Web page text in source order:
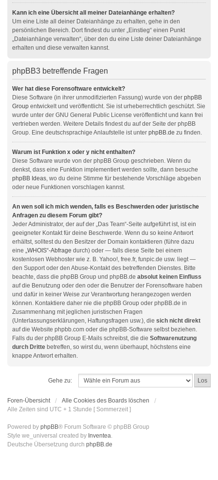
Kann ich eine Übersicht all meiner Dateianhänge erhalten?
Um eine Liste all deiner Dateianhänge zu erhalten, gehe in den
persönlichen Bereich. Dort findest du unter „Einstieg“ einen Punkt
„Dateianhänge verwalten“, über den du eine Liste deiner Dateianhänge
erhalten und diese verwalten kannst.
phpBB3 betreffende Fragen
Wer hat diese Forensoftware entwickelt?
Diese Software (in ihrer unmodifizierten Fassung) wurde von der phpBB
Group entwickelt und veröffentlicht. Sie ist urheberrechtlich geschützt. Sie
wurde unter der GNU General Public License veröffentlicht und kann frei
vertrieben werden. Weitere Details findest du auf der Seite der phpBB
Group. Eine deutschsprachige Anlaufstelle ist unter phpBB.de zu finden.
Warum ist Funktion x oder y nicht enthalten?
Diese Software wurde von der phpBB Group geschrieben. Wenn du
denkst, dass eine Funktion implementiert werden sollte, dann besuche
phpBB Ideas, wo du deine Stimme für bestehende Vorschläge abgeben
oder neue Funktionen vorschlagen kannst.
An wen soll ich mich wenden, falls es Beschwerden oder juristische
Anfragen zu diesem Forum gibt?
Jeder Administrator, der auf der „Das Team“-Seite aufgeführt ist, ist ein
geeigneter Kontakt für deine Beschwerde. Wenn du so keine Antwort
erhältst, solltest du den Besitzer der Domain kontaktieren (führe dazu
eine „WHOIS“-Abfrage durch) oder — falls diese Seite bei einem
kostenlosen Webhoster wie z. B. Yahoo!, free.fr, funpic.de usw. liegt —
den Support oder den Abuse-Kontakt des betreffenden Dienstes. Bitte
beachte, dass die phpBB Group und phpBB.de absolut keinen Einfluss
auf die Benutzung oder den oder die Benutzer der Forensoftware haben
und dafür in keiner Weise zur Verantwortung herangezogen werden
können. Kontaktiere daher nie die phpBB Group oder phpBB.de in
Zusammenhang mit jeglichen juristischen Fragen
(Unterlassungserklärungen, Haftungsfragen usw.), die sich nicht direkt
auf die Website phpbb.com oder die phpBB-Software selbst beziehen.
Falls du der phpBB Group E-Mails schreibst, die die Softwarenutzung
durch Dritte betreffen, so wirst du, wenn überhaupt, höchstens eine
knappe Antwort erhalten.
Gehe zu:
Foren-Übersicht
Alle Cookies des Boards löschen
Alle Zeiten sind UTC + 1 Stunde [ Sommerzeit ]
Powered by phpBB® Forum Software © phpBB Group
Style we_universal created by Inventea.
Deutsche Übersetzung durch phpBB.de